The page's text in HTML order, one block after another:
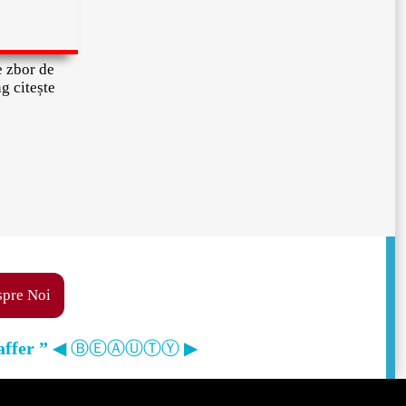
zbor de
citește
Noi
” ◀ ⒷⒺⒶⓊⓉⓎ ▶